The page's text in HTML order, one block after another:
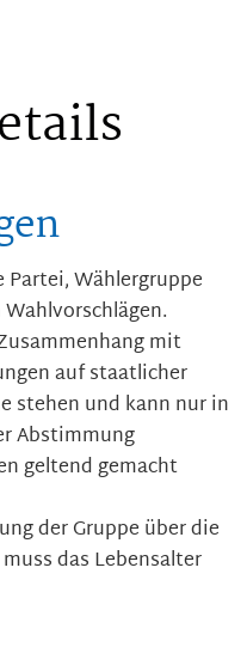
Wählergruppe
mit
auf staatlicher
stehen und kann nur in
Abstimmung
geltend gemacht
der Gruppe über die
das Lebensalter